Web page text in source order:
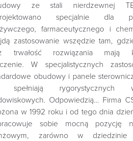
ze stali nierdzewnej
specjalnie dla
farmaceutycznego i
zastosowanie wszędzie tam,
trwałość rozwiązania mają
W specjalistycznych
obudowy i panele
spełniają rygorystycznych
Odpowiedzią… Firma
w 1992 roku i od tego dnia
sobie mocną pozycję
zarówno w dziedzinie